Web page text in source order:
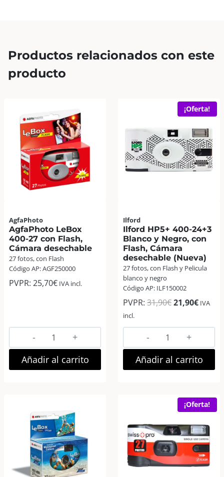
Productos relacionados con este
producto
AgfaPhoto
AgfaPhoto LeBox
400-27 con Flash,
Cámara desechable
27 fotos, con Flash
Código AP: AGF250000
PVPR: 25,70€ IVA incl.
AgfaPhoto
LeBox
400-
27
desechable
cantidad
Añadir al carrito
¡Oferta!
Ilford
Ilford HP5+ 400-24+3
Blanco y Negro, con
Flash, Cámara
desechable (Nueva)
27 fotos, con Flash y Pelicula
blanco y negro
Código AP: ILF150002
PVPR: 31,90€El
original
era:
31,90€.
21,90€El
actual
21,90€.
IVA
incl.
Ilford
HP5+
400-
24+3
Negro,
Flash,
Cámara
desechable
(Nueva)
Añadir al carrito
¡Oferta!